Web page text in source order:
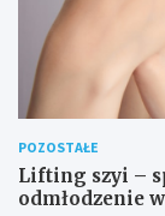
POZOSTAŁE
Lifting szyi –
odmłodzenie